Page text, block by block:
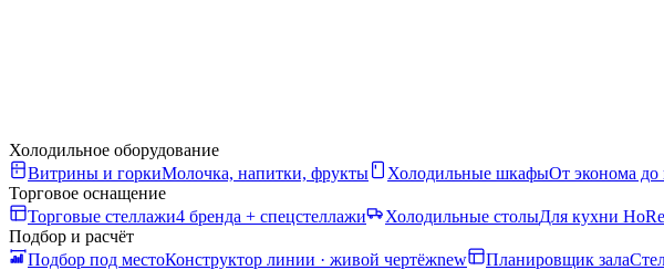
Холодильное оборудование
Витрины и горкиМолочка, напитки, фрукты Холодильные шкафыОт эконома
Торговое оснащение
Торговые стеллажи4 бренда + спецстеллажи Холодильные столыДля кухни
Подбор и расчёт
Подбор под местоКонструктор линии · живой чертёжnew Планировщик зала